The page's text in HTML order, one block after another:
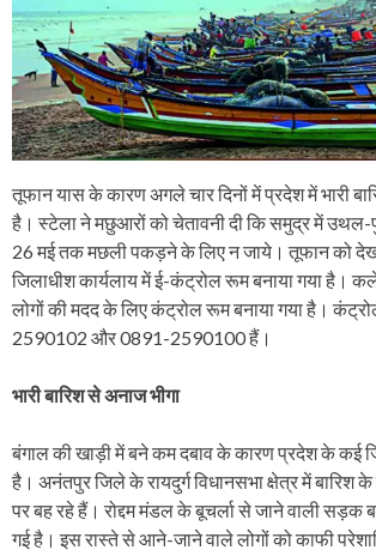
तूफान यास के कारण अगले चार दिनों में प्रदेश में भारी
है। स्टेला ने मछुआरों को चेतावनी दी कि समुद्र में
26 मई तक मछली पकड़ने के लिए न जाये। तूफान को
जिलाधीश कार्यलाय में ई-कंट्रोल रूम बनाया गया है।
लोगों की मदद के लिए कंट्रोल रूम बनाया गया है।
2590102 और 0891-2590100 हैं।
भारी बारिश से अनाज भीगा
बंगाल की खाड़ी में बने कम दबाव के कारण प्रदेश के कई
है। अनंतपुर जिले के रायदुर्ग विधानसभा क्षेत्र में बारिश
पर बह रहे हैं। रोद्दम मंडल के बूचर्ला से जाने वाली
गई है। इस रास्ते से आने-जाने वाले लोगों को काफी